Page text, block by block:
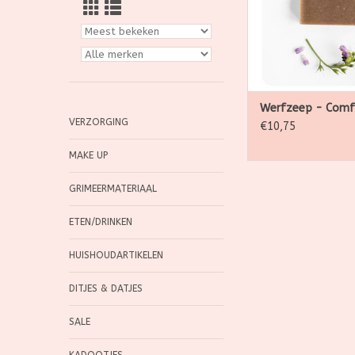
VERZORGING
MAKE UP
GRIMEERMATERIAAL
ETEN/DRINKEN
HUISHOUDARTIKELEN
DITJES & DATJES
SALE
gedroogde
smeerwortel.
Smeerwortel is
wonderplantje en
TOEVOEGEN AAN
Werfzeep -
€10,75